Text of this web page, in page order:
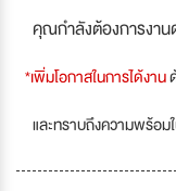
คุณกำลังต้องการงาน
*เพิ่มโอกาสในการได้งาน
และทราบถึงความพร้อ